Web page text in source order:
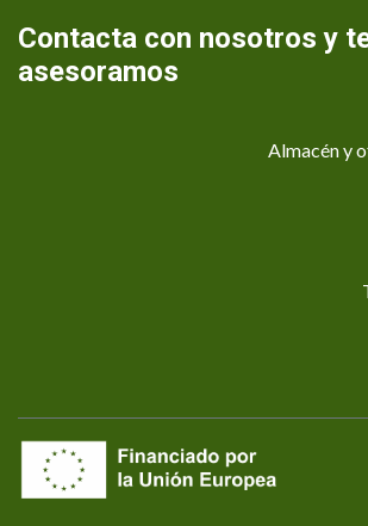
Contacta con nosotros y
asesoramos
Almacén y